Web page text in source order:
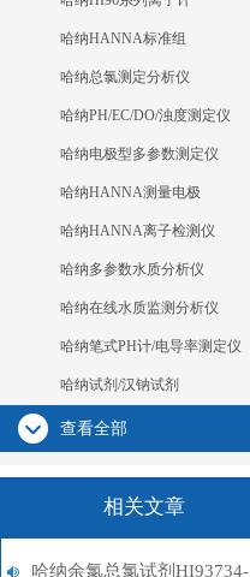
哈纳HANNA标准组
哈纳总氯测定分析仪
哈纳PH/EC/DO/浊度测定仪
哈纳电极型多参数测定仪
哈纳HANNA测量电极
哈纳HANNA离子检测仪
哈纳多参数水质分析仪
哈纳在线水质监测分析仪
哈纳笔式PH计/电导率测定仪
哈纳试剂/汉钠试剂
查看全部
相关文章
哈纳余氯总氯试剂HI93734-